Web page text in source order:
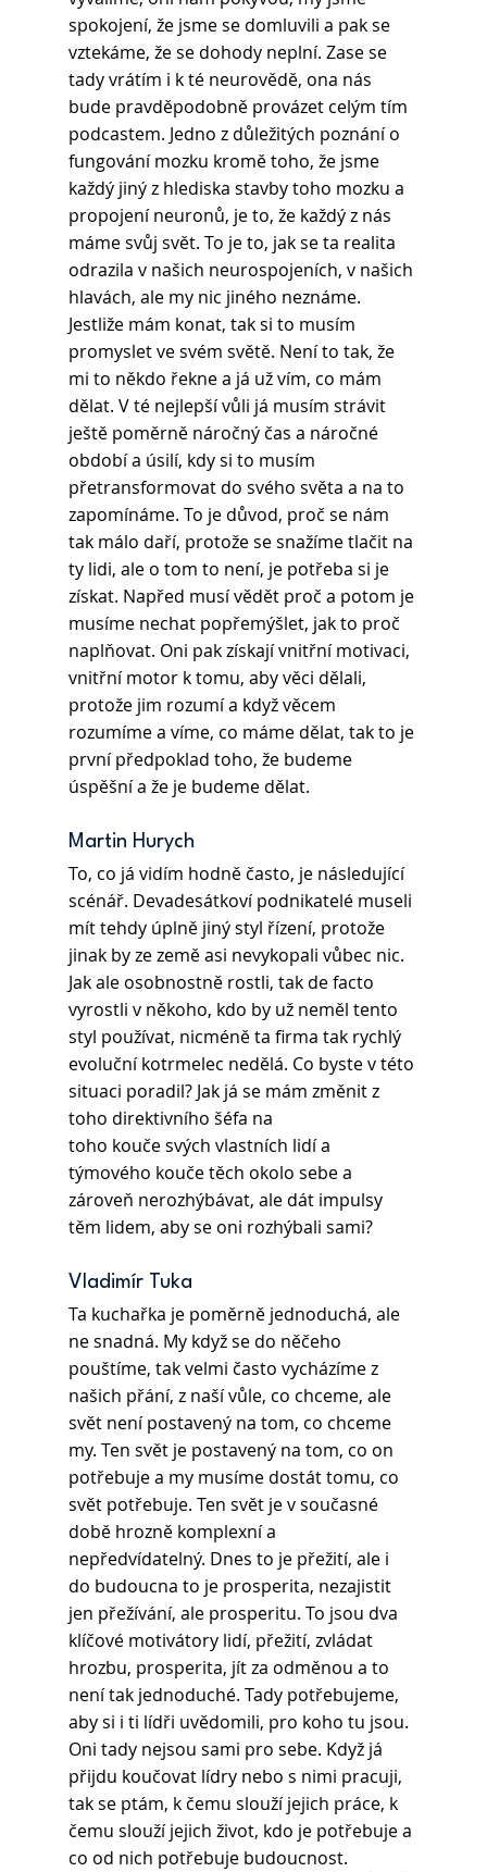
spokojení, že jsme se domluvili a pak se
vztekáme, že se dohody neplní. Zase se
tady vrátím i k té neurovědě, ona nás
bude pravděpodobně provázet celým tím
podcastem. Jedno z důležitých poznání o
fungování mozku kromě toho, že jsme
každý jiný z hlediska stavby toho mozku a
propojení neuronů, je to, že každý z nás
máme svůj svět. To je to, jak se ta realita
odrazila v našich neurospojeních, v našich
hlavách, ale my nic jiného neznáme.
Jestliže mám konat, tak si to musím
promyslet ve svém světě. Není to tak, že
mi to někdo řekne a já už vím, co mám
dělat. V té nejlepší vůli já musím strávit
ještě poměrně náročný čas a náročné
období a úsilí, kdy si to musím
přetransformovat do svého světa a na to
zapomínáme. To je důvod, proč se nám
tak málo daří, protože se snažíme tlačit na
ty lidi, ale o tom to není, je potřeba si je
získat. Napřed musí vědět proč a potom je
musíme nechat popřemýšlet, jak to proč
naplňovat. Oni pak získají vnitřní motivaci,
vnitřní motor k tomu, aby věci dělali,
protože jim rozumí a když věcem
rozumíme a víme, co máme dělat, tak to je
první předpoklad toho, že budeme
úspěšní a že je budeme dělat.
Martin Hurych
To, co já vidím hodně často, je následující
scénář. Devadesátkoví podnikatelé museli
mít tehdy úplně jiný styl řízení, protože
jinak by ze země asi nevykopali vůbec nic.
Jak ale osobnostně rostli, tak de facto
vyrostli v někoho, kdo by už neměl tento
styl používat, nicméně ta firma tak rychlý
evoluční kotrmelec nedělá. Co byste v této
situaci poradil? Jak já se mám změnit z
toho direktivního šéfa na
toho kouče svých vlastních lidí a
týmového kouče těch okolo sebe a
zároveň nerozhýbávat, ale dát impulsy
těm lidem, aby se oni rozhýbali sami?
Vladimír Tuka
Ta kuchařka je poměrně jednoduchá, ale
ne snadná. My když se do něčeho
pouštíme, tak velmi často vycházíme z
našich přání, z naší vůle, co chceme, ale
svět není postavený na tom, co chceme
my. Ten svět je postavený na tom, co on
potřebuje a my musíme dostát tomu, co
svět potřebuje. Ten svět je v současné
době hrozně komplexní a
nepředvídatelný. Dnes to je přežití, ale i
do budoucna to je prosperita, nezajistit
jen přežívání, ale prosperitu. To jsou dva
klíčové motivátory lidí, přežití, zvládat
hrozbu, prosperita, jít za odměnou a to
není tak jednoduché. Tady potřebujeme,
aby si i ti lídři uvědomili, pro koho tu jsou.
Oni tady nejsou sami pro sebe. Když já
přijdu koučovat lídry nebo s nimi pracuji,
tak se ptám, k čemu slouží jejich práce, k
čemu slouží jejich život, kdo je potřebuje a
co od nich potřebuje budoucnost.